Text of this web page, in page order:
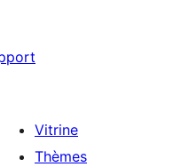
Vitrine
Thèmes